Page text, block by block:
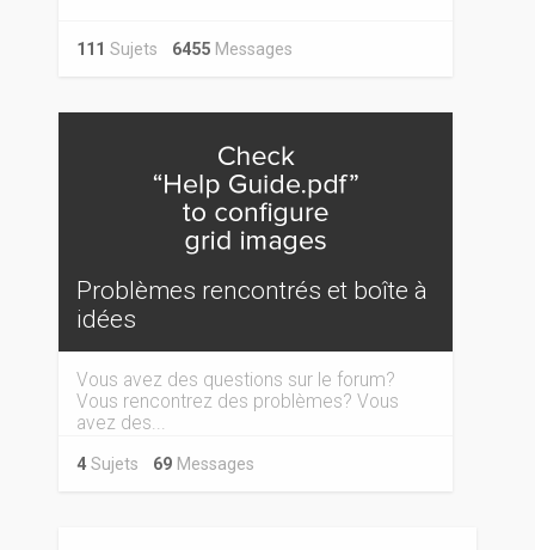
111 Sujets 6455Messages
Problèmes rencontrés et boîte à
idées
Vous avez des questions sur le forum?
Vous rencontrez des problèmes? Vous
avez des...
4Sujets 69Messages